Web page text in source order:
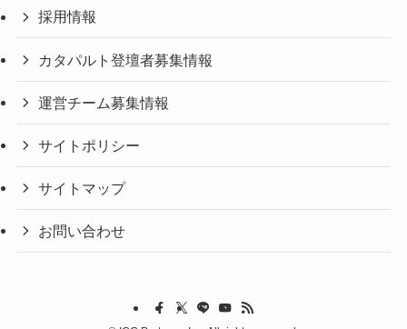
採用情報
カタパルト登壇者募集情報
運営チーム募集情報
サイトポリシー
サイトマップ
お問い合わせ